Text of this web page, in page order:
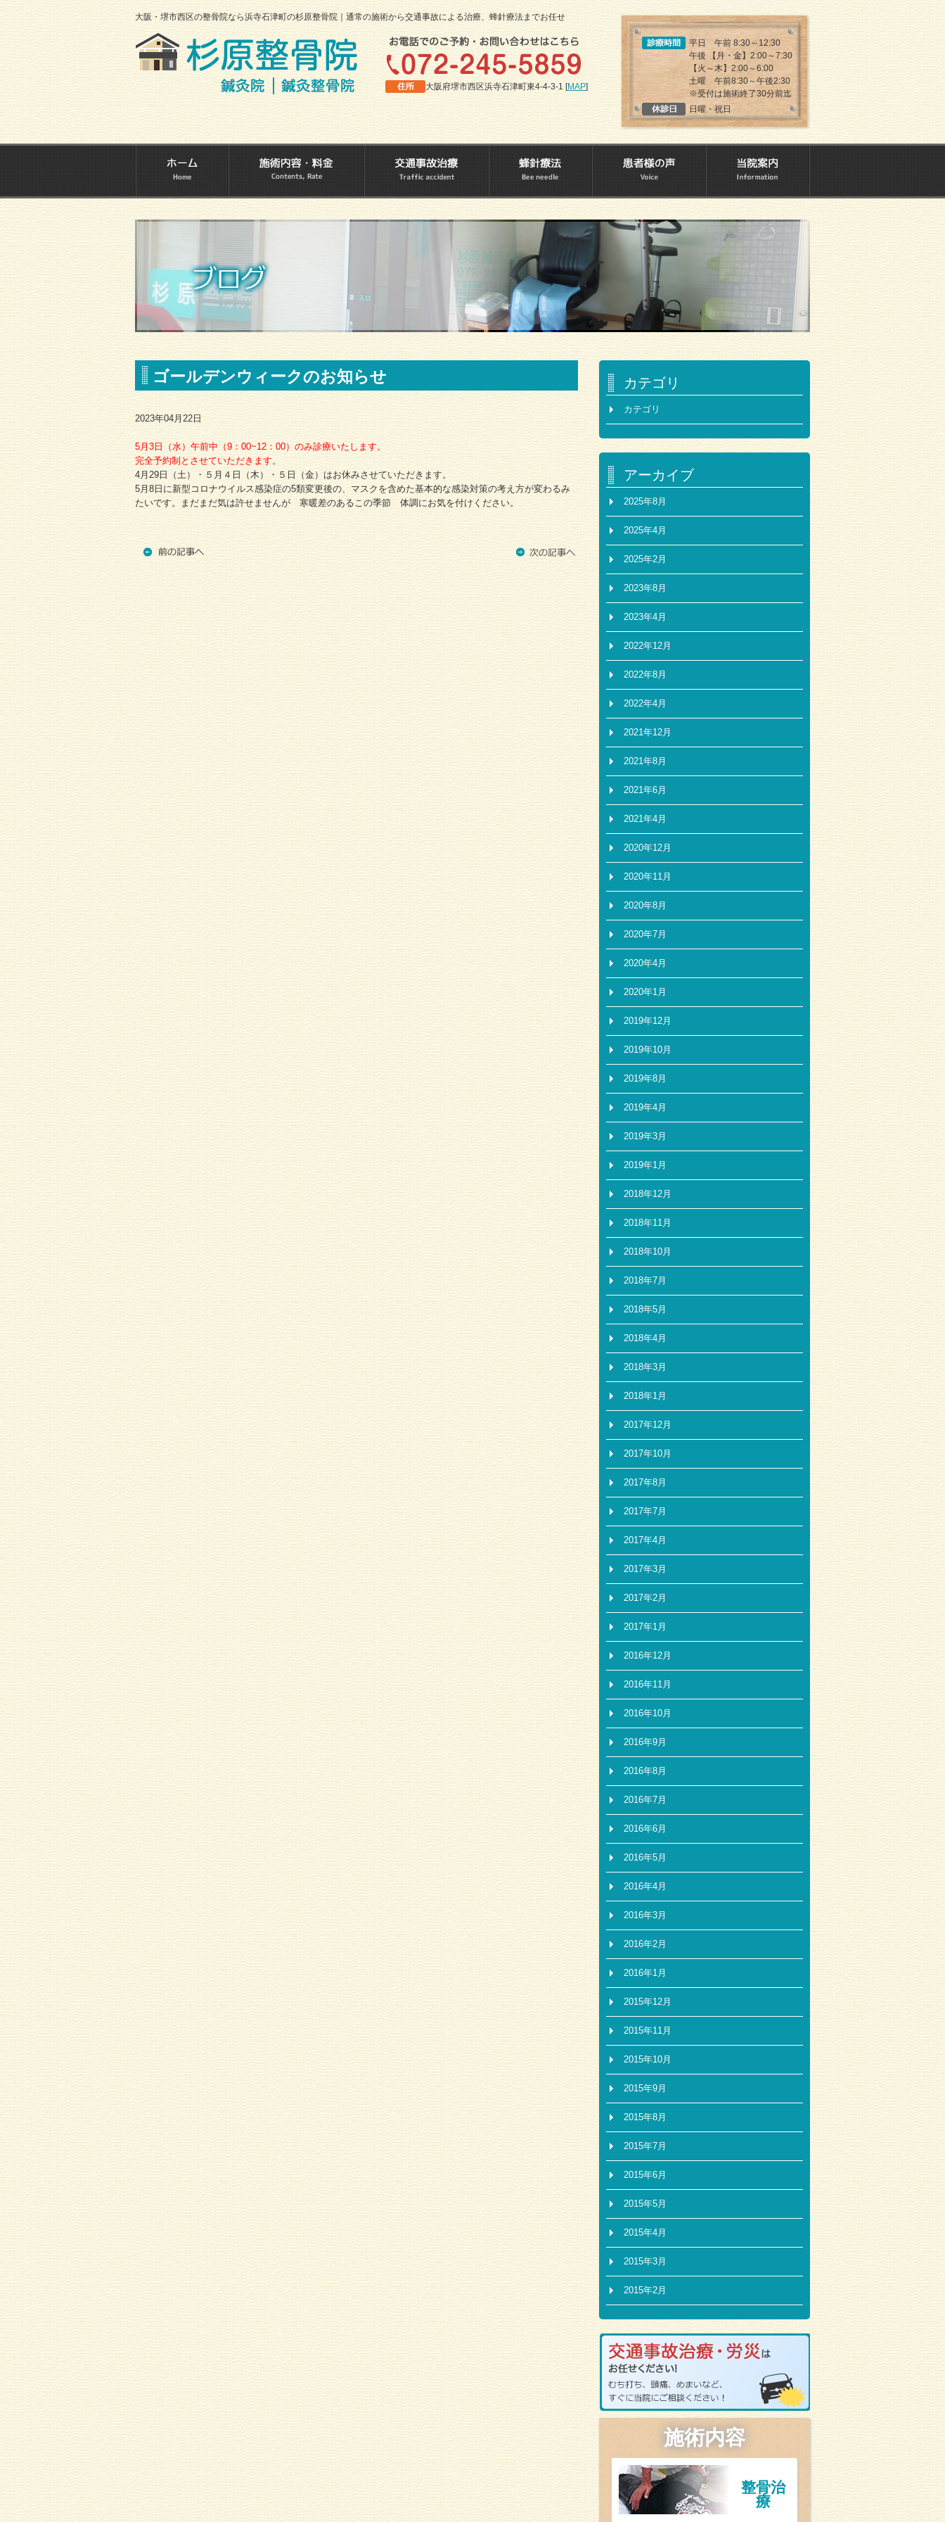
大阪・堺市西区の整骨院なら浜寺石津町の杉原整骨院｜通常の施術から交通事故による治療、蜂針療法までお任せ
大阪府堺市西区浜寺石津町東4-4-3-1 [MAP]
平日 午前 8:30～12:30
午後 【月・金】2:00～7:30
【火～木】2:00～6:00
土曜 午前8:30～午後2:30
※受付は施術終了30分前迄
日曜・祝日
ゴールデンウィークのお知らせ
2023年04月22日
5月3日（水）午前中（9：00~12：00）のみ診療いたします。
完全予約制とさせていただきます。
4月29日（土）・５月４日（木）・５日（金）はお休みさせていただきます。
5月8日に新型コロナウイルス感染症の5類変更後の、マスクを含めた基本的な感染対策の考え方が変わるみ
たいです。まだまだ気は許せませんが 寒暖差のあるこの季節 体調にお気を付けください。
カテゴリ
カテゴリ
アーカイブ
2025年8月
2025年4月
2025年2月
2023年8月
2023年4月
2022年12月
2022年8月
2022年4月
2021年12月
2021年8月
2021年6月
2021年4月
2020年12月
2020年11月
2020年8月
2020年7月
2020年4月
2020年1月
2019年12月
2019年10月
2019年8月
2019年4月
2019年3月
2019年1月
2018年12月
2018年11月
2018年10月
2018年7月
2018年5月
2018年4月
2018年3月
2018年1月
2017年12月
2017年10月
2017年8月
2017年7月
2017年4月
2017年3月
2017年2月
2017年1月
2016年12月
2016年11月
2016年10月
2016年9月
2016年8月
2016年7月
2016年6月
2016年5月
2016年4月
2016年3月
2016年2月
2016年1月
2015年12月
2015年11月
2015年10月
2015年9月
2015年8月
2015年7月
2015年6月
2015年5月
2015年4月
2015年3月
2015年2月
施術内容
整骨治
療